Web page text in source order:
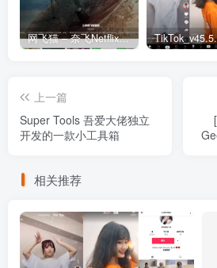
网飞猫 – 奈飞Netflix免费看
上一篇
Super Tools 吾爱大佬独立
开发的一款小工具箱
相关推荐